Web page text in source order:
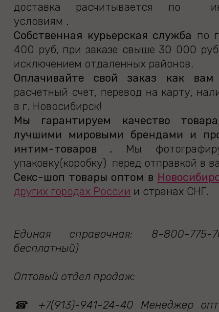
доставка расчитывается по
условиям .
Собственная курьерская служба по
400 руб, при заказе свыше 30 000
исключением отдаленных районов.
Оплачивайте свой заказ как
расчетный счет, перевод на карту,
в г. Новосибирск!
Мы гарантируем качество
лучшими мировыми брендами и
интим-товаров . Мы
упаковку(коробку) перед отправкой в
Секс-шоп товары оптом в
других городах России и странах СНГ.
Единая справочная: 8-800-775-
бесплатный)
Оптовый отдел продаж:
☎ +7(913)-941-24-40 Менеджер